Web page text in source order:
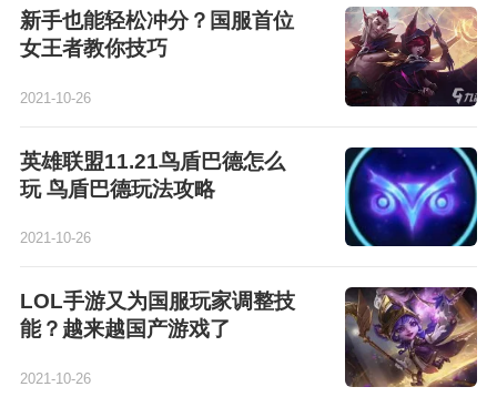
新手也能轻松冲分？国服首位
女王者教你技巧
2021-10-26
英雄联盟11.21鸟盾巴德怎么
玩 鸟盾巴德玩法攻略
2021-10-26
LOL手游又为国服玩家调整技
能？越来越国产游戏了
2021-10-26